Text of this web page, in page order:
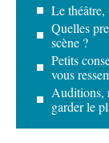
Le théâtre,
Quelles
scène ?
Petits
vous
Auditions,
garder le